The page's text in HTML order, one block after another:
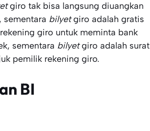
giro tak bisa langsung diuangkan
sementara bilyetgiro adalah gratis
giro untuk meminta bank
sementara bilyetgiro adalah surat
pemilik rekening giro.
BI